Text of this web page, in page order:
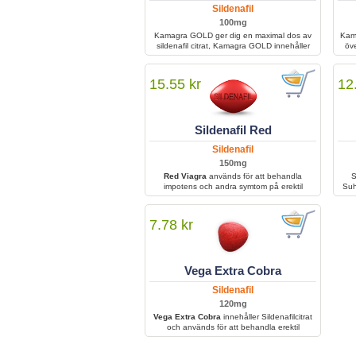
lösning för män som har provat lägre doser
och fortfarande inte kan behålla en erektion.
Sildenafil
100mg
Kamagra GOLD ger dig en maximal dos av
sildenafil citrat, Kamagra GOLD innehåller
100mg ren sildenafil citrat och ger dig en en
rejält boost.
15.55 kr
Sildenafil Red
Sildenafil
150mg
Red Viagra används för att behandla
impotens och andra symtom på erektil
dysfunktion hos män, vilket bidrar till
förbättrad sexuell prestation och en starkare,
7.78 kr
Vega Extra Cobra
Sildenafil
120mg
Vega Extra Cobra innehåller Sildenafilcitrat
och används för att behandla erektil
dysfunktion genom att förbättra blodflödet till